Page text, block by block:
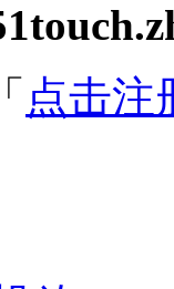
点击注